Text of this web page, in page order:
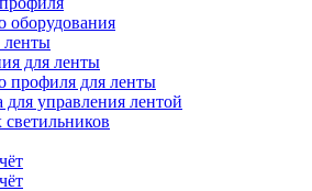
оборудования
ленты
для ленты
для ленты
для управления лентой